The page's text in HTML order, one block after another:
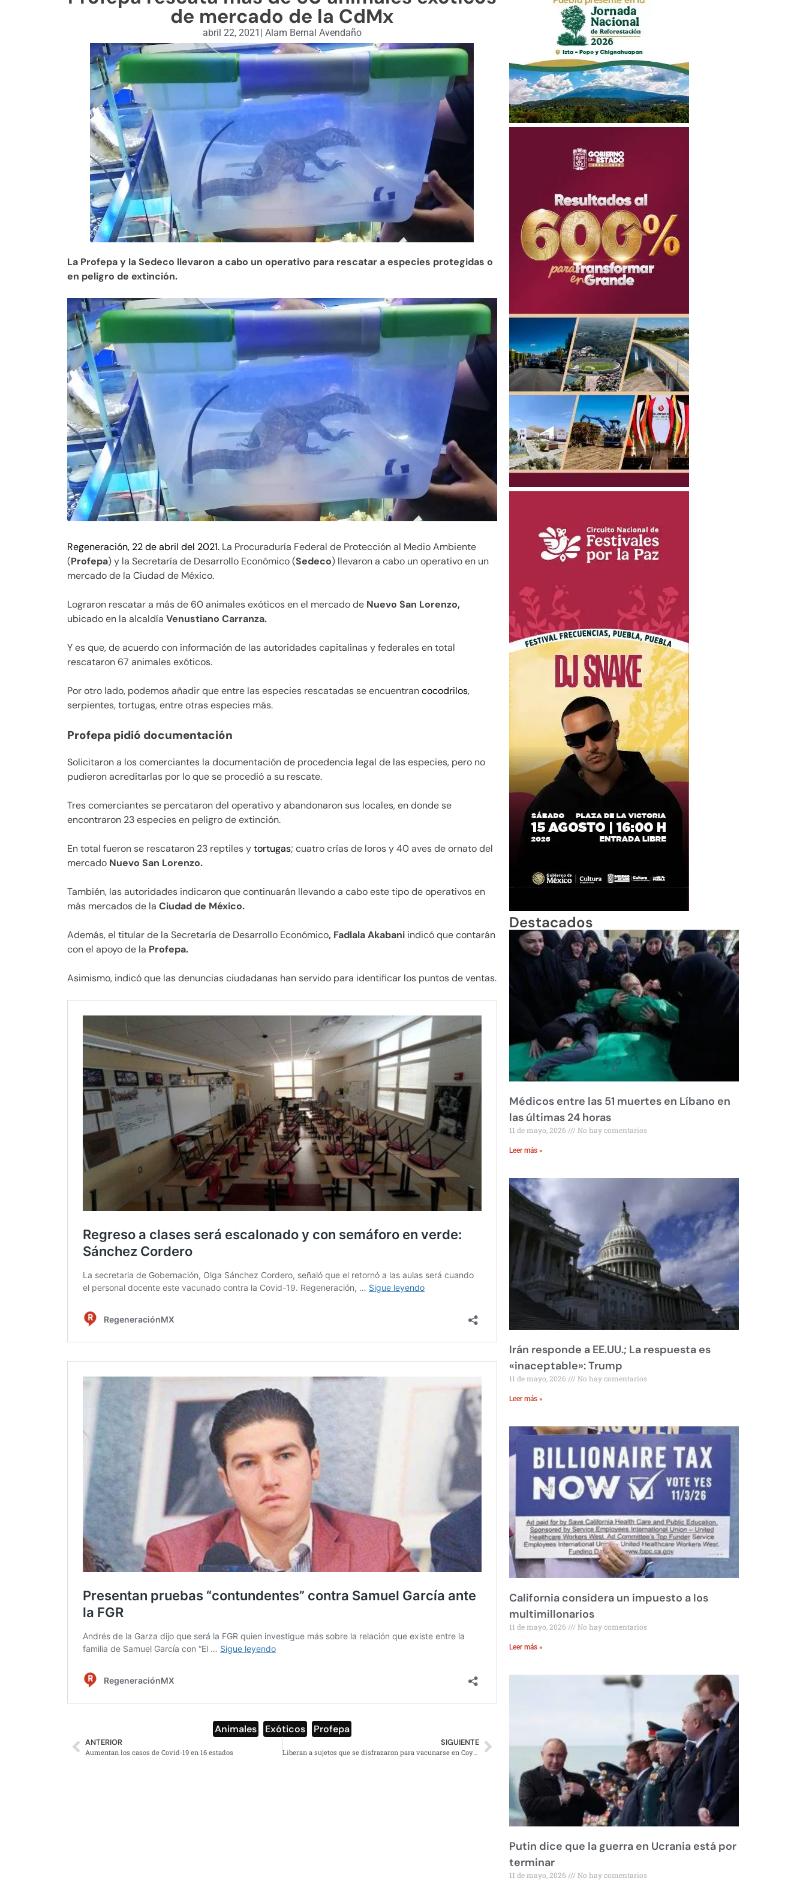
de mercado de la CdMx
abril 22, 2021 Alam Bernal Avendaño
La Profepa y la Sedeco llevaron a cabo un operativo para rescatar a especies protegidas o
en peligro de extinción.
Regeneración, 22 de abril del 2021. La Procuraduría Federal de Protección al Medio Ambiente
(Profepa) y la Secretaría de Desarrollo Económico (Sedeco) llevaron a cabo un operativo en un
mercado de la Ciudad de México.
Lograron rescatar a más de 60 animales exóticos en el mercado de Nuevo San Lorenzo,
ubicado en la alcaldía Venustiano Carranza.
Y es que, de acuerdo con información de las autoridades capitalinas y federales en total
rescataron 67 animales exóticos.
Por otro lado, podemos añadir que entre las especies rescatadas se encuentrancocodrilos,
serpientes, tortugas, entre otras especies más.
Profepa pidió documentación
Solicitaron a los comerciantes la documentación de procedencia legal de las especies, pero no
pudieron acreditarlas por lo que se procedió a su rescate.
Tres comerciantes se percataron del operativo y abandonaron sus locales, en donde se
encontraron 23 especies en peligro de extinción.
En total fueron se rescataron 23 reptiles ytortugas; cuatro crías de loros y 40 aves de ornato del
mercado Nuevo San Lorenzo.
También, las autoridades indicaron que continuarán llevando a cabo este tipo de operativos en
más mercados de la Ciudad de México.
Además, el titular de la Secretaría de Desarrollo Económico, Fadlala Akabani indicó que contarán
con el apoyo de la Profepa.
Asimismo, indicó que las denuncias ciudadanas han servido para identificar los puntos de ventas.
Animales Exóticos Profepa
ANTERIOR
Aumentan los casos de Covid-19 en 16 estados
SIGUIENTE
Liberan a sujetos que se disfrazaron para vacunarse en Coyoacán
Destacados
Médicos entre las 51 muertes en Líbano en
las últimas 24 horas
11 de mayo, 2026 No hay comentarios
Leer más »
Irán responde a EE.UU.; La respuesta es
«inaceptable»: Trump
11 de mayo, 2026 No hay comentarios
Leer más »
California considera un impuesto a los
multimillonarios
11 de mayo, 2026 No hay comentarios
Leer más »
Putin dice que la guerra en Ucrania está por
terminar
11 de mayo, 2026 No hay comentarios